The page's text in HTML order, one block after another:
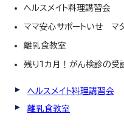
ヘルスメイト料理講習会
ママ安心サポートいせ マ
離乳食教室
残り1カ月！がん検診の受
ヘルスメイト料理講習会
離乳食教室